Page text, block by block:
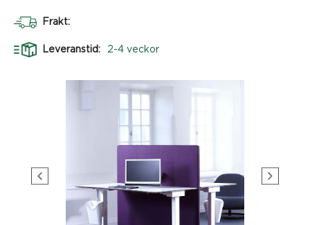
Frakt:
Leveranstid: 2-4 veckor